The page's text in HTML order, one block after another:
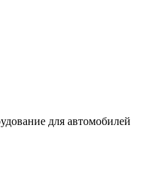
для автомобилей